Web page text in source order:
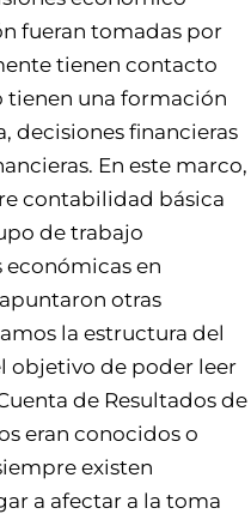
fueran tomadas por
tienen contacto
tienen una formación
decisiones financieras
En este marco,
contabilidad básica
de trabajo
económicas en
otras
la estructura del
objetivo de poder leer
de Resultados de
eran conocidos o
existen
a afectar a la toma